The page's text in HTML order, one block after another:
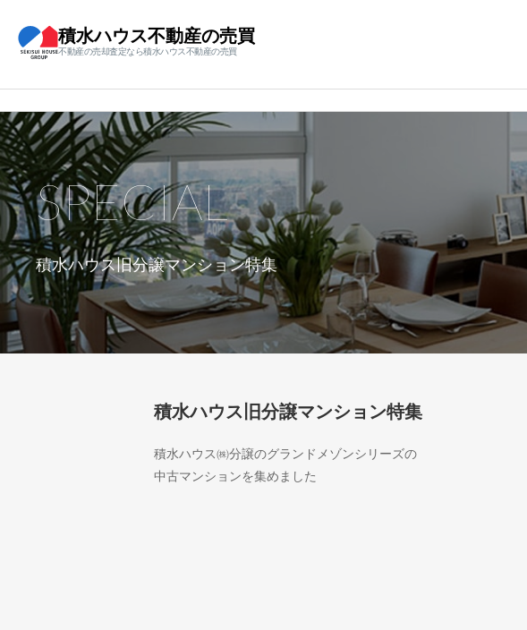
積水ハウス不動産の売買
不動産の売却査定なら積水ハウス不動産の売買
積水ハウス旧分譲マンション特集
SPECIAL
積水ハウス旧分譲マンション特集
積水ハウス㈱分譲のグランドメゾンシリーズの
中古マンションを集めました